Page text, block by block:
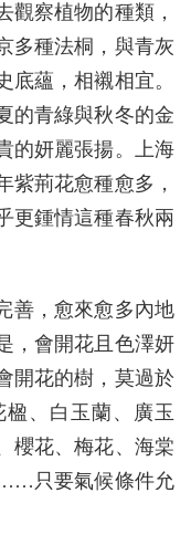
觀察植物的種類，
多種法桐，與青灰
蘊，相襯相宜。
的青綠與秋冬的金
的妍麗張揚。上海
紫荊花愈種愈多，
更鍾情這種春秋兩
善，愈來愈多內地
，會開花且色澤妍
開花的樹，莫過於
、白玉蘭、廣玉
櫻花、梅花、海棠
只要氣候條件允